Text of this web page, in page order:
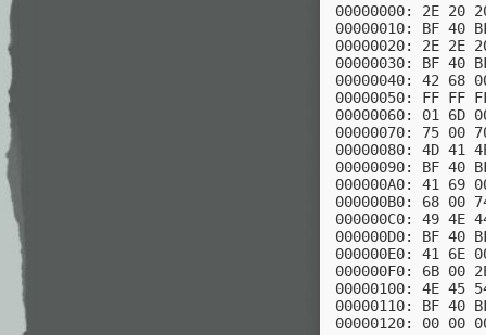
00000000: 2E
00000010: BF 40
00000020: 2E
00000030: BF 40
00000040: 42
00000050: FF
00000060: 01 6D
00000070: 75
00000080: 4D 41
00000090: BF 40
000000A0: 41 69
000000B0: 68
000000C0: 49 4E
000000D0: BF 40
000000E0: 41
000000F0: 6B
00000100: 4E 45
00000110: BF 40
00000120: 00 00